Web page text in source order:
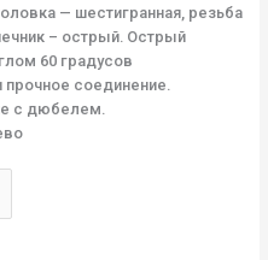
— шестигранная, резьба
– острый. Острый
60 градусов
соединение.
с дюбелем.